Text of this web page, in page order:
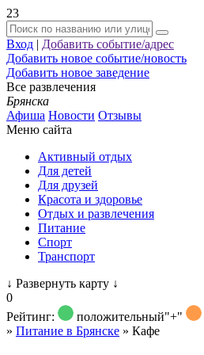
23
Вход | Добавить событие/адрес
Добавить новое событие/новость
Добавить новое заведение
Все развлечения
Брянска
Афиша Новости Отзывы
Меню сайта
Активный отдых
Для детей
Для друзей
Красота и здоровье
Отдых и развлечения
Питание
Спорт
Транспорт
↓ Развернуть карту ↓
0
Рейтинг:
положительный"+"
» Питание в Брянске » Кафе